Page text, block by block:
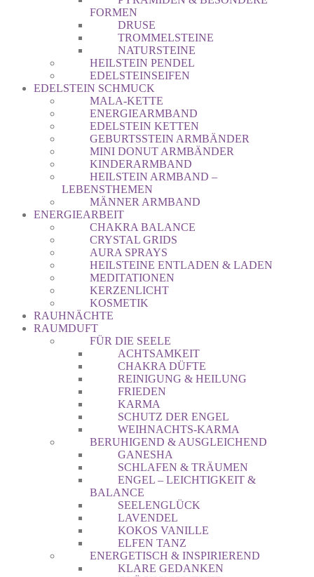
FORMEN
DRUSE
TROMMELSTEINE
NATURSTEINE
HEILSTEIN PENDEL
EDELSTEINSEIFEN
EDELSTEIN SCHMUCK
MALA-KETTE
ENERGIEARMBAND
EDELSTEIN KETTEN
GEBURTSSTEIN ARMBÄNDER
MINI DONUT ARMBÄNDER
KINDERARMBAND
HEILSTEIN ARMBAND –
LEBENSTHEMEN
MÄNNER ARMBAND
ENERGIEARBEIT
CHAKRA BALANCE
CRYSTAL GRIDS
AURA SPRAYS
HEILSTEINE ENTLADEN & LADEN
MEDITATIONEN
KERZENLICHT
KOSMETIK
RAUHNÄCHTE
RAUMDUFT
FÜR DIE SEELE
ACHTSAMKEIT
CHAKRA DÜFTE
REINIGUNG & HEILUNG
FRIEDEN
KARMA
SCHUTZ DER ENGEL
WEIHNACHTS-KARMA
BERUHIGEND & AUSGLEICHEND
GANESHA
SCHLAFEN & TRÄUMEN
ENGEL – LEICHTIGKEIT &
BALANCE
SEELENGLÜCK
LAVENDEL
KOKOS VANILLE
ELFEN TANZ
ENERGETISCH & INSPIRIEREND
KLARE GEDANKEN